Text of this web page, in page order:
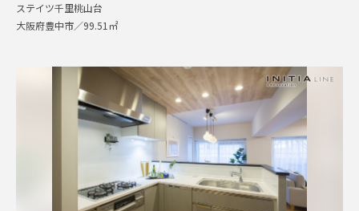
ステイツ千里桃山台
大阪府豊中市／99.51㎡